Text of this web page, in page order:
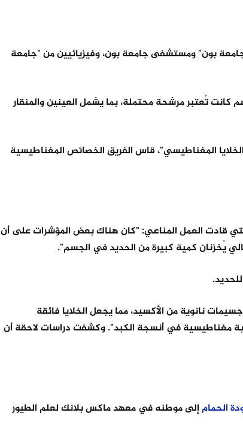
بون" ومستشفى جامعة بون، وفيزيائيين من "جامعة
تُعتبر مرشحة محتملة، بما يشمل العينين والمنقار
المغناطيسي"، قاس الفريق الخصائص المغناطيسية
قادت العمل المناعي: "كان هناك بعض المؤشرات على أن
يُخزنان كمية كبيرة من الحديد في الجسم".
نانوية من الأكسيد، مما يجعل الخلايا فائقة
مغناطيسية في أنسجة الكبد". وكشفت دراسات لاحقة أن
الحمامإلى موطنه في معهد ماكس بلانك لعلم الطيور